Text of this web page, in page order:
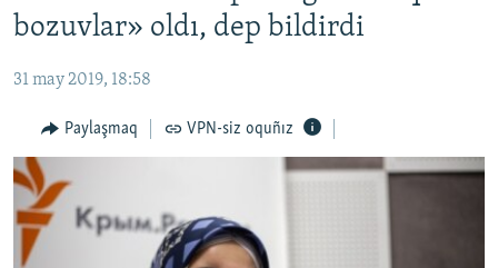
navigatsiyağa
qaytmaq
Qıdıruvğa
qaytmaq
İQTİSADİYAT
MEDENİYET
İNSAN AQLARI
VİDEO
SÜRET
BLOGLAR
bozuvlar» oldı, dep bildirdi
31 may 2019, 18:58
Paylaşmaq VPN-siz oquñız